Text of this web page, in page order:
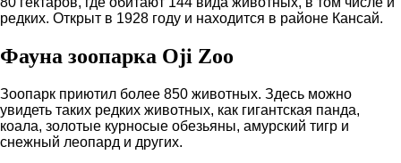
редких. Открыт в 1928 году и находится в районе Кансай.
Фауна зоопарка Oji Zoo
Зоопарк приютил более 850 животных. Здесь можно
увидеть таких редких животных, как гигантская панда,
коала, золотые курносые обезьяны, амурский тигр и
снежный леопард и других.